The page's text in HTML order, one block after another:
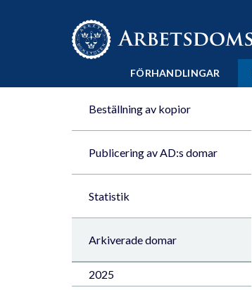
Till innehåll på sidan x
FÖRHANDLINGAR
Beställning av kopior
Publicering av AD:s domar
Statistik
Arkiverade domar
2025